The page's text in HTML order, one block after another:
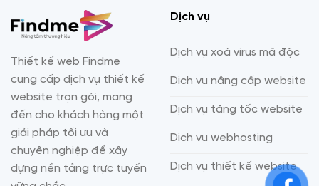
Thiết kế web Findme
cung cấp dịch vụ thiết kế
website trọn gói, mang
đến cho khách hàng một
giải pháp tối ưu và
chuyên nghiệp để xây
dựng nền tảng trực tuyến
Dịch vụ
Dịch vụ xoá virus mã độc
Dịch vụ nâng cấp website
Dịch vụ tăng tốc website
Dịch vụ webhosting
Dịch vụ thiết kế website